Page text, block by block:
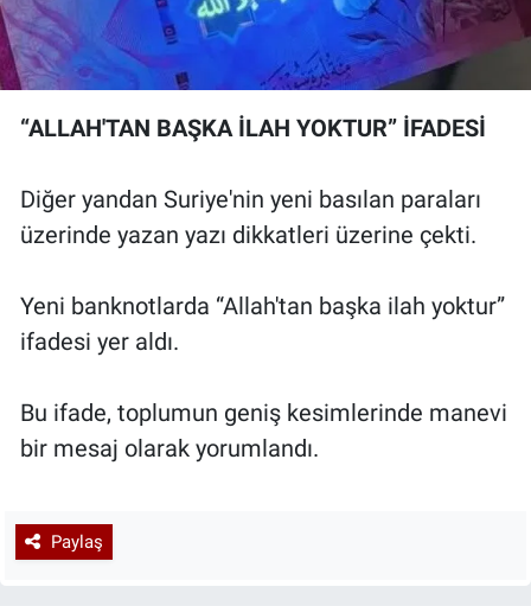
“ALLAH'TAN BAŞKA İLAH YOKTUR” İFADESİ
Diğer yandan Suriye'nin yeni basılan paraları
üzerinde yazan yazı dikkatleri üzerine çekti.
Yeni banknotlarda “Allah'tan başka ilah yoktur”
ifadesi yer aldı.
Bu ifade, toplumun geniş kesimlerinde manevi
bir mesaj olarak yorumlandı.
Paylaş